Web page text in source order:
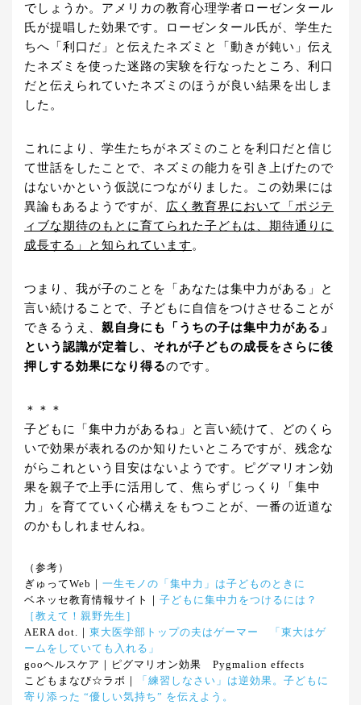
でしょうか。アメリカの教育心理学者ローゼンタール
氏が提唱した効果です。ローゼンタール氏が、学生た
ちへ「利口だ」と伝えたネズミと「動きが鈍い」伝え
たネズミを使った迷路の実験を行なったところ、利口
だと伝えられていたネズミのほうが良い結果を出しま
した。
これにより、学生たちがネズミのことを利口だと信じ
て世話をしたことで、ネズミの能力を引き上げたので
はないかという仮説につながりました。この効果には
異論もあるようですが、 広く教育界において「ポジテ
ィブな期待のもとに育てられた子どもは、期待通りに
成長する」と知られています 。
つまり、我が子のことを「あなたは集中力がある」と
言い続けることで、子どもに自信をつけさせることが
できるうえ、 親自身にも「うちの子は集中力がある」
という認識が定着し、それが子どもの成長をさらに後
押しする効果になり得るのです。
＊＊＊
子どもに「集中力があるね」と言い続けて、どのくら
いで効果が表れるのか知りたいところですが、残念な
がらこれという目安はないようです。ピグマリオン効
果を親子で上手に活用して、焦らずじっくり「集中
力」を育てていく心構えをもつことが、一番の近道な
のかもしれませんね。
（参考）
ぎゅってWeb｜ 一生モノの「集中力」は子どものときに
ベネッセ教育情報サイト｜ 子どもに集中力をつけるには？
［教えて！親野先生］
AERA dot.｜ 東大医学部トップの夫はゲーマー 「東大はゲ
ームをしていても入れる」
gooヘルスケア｜ピグマリオン効果 Pygmalion effects
こどもまなび☆ラボ｜
「練習しなさい」は逆効果。子どもに
寄り添った “優しい気持ち” を伝えよう。